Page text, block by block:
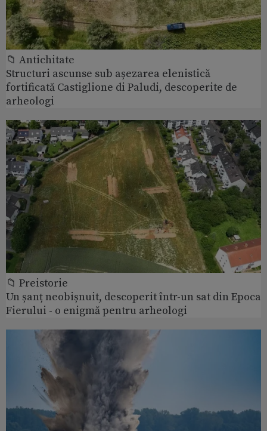
📁 Antichitate
Structuri ascunse sub așezarea elenistică
fortificată Castiglione di Paludi, descoperite de
arheologi
📁 Preistorie
Un șanț neobișnuit, descoperit într-un sat din Epoca
Fierului - o enigmă pentru arheologi